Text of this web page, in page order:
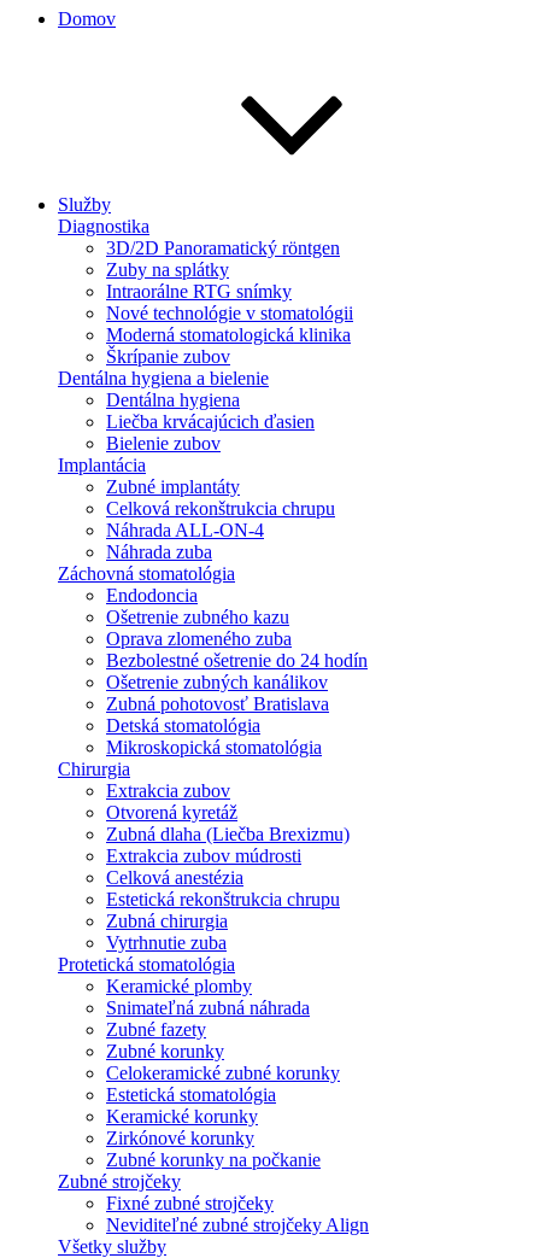
Domov
Služby
Diagnostika
3D/2D Panoramatický röntgen
Zuby na splátky
Intraorálne RTG snímky
Nové technológie v stomatológii
Moderná stomatologická klinika
Škrípanie zubov
Dentálna hygiena a bielenie
Dentálna hygiena
Liečba krvácajúcich ďasien
Bielenie zubov
Implantácia
Zubné implantáty
Celková rekonštrukcia chrupu
Náhrada ALL-ON-4
Náhrada zuba
Záchovná stomatológia
Endodoncia
Ošetrenie zubného kazu
Oprava zlomeného zuba
Bezbolestné ošetrenie do 24 hodín
Ošetrenie zubných kanálikov
Zubná pohotovosť Bratislava
Detská stomatológia
Mikroskopická stomatológia
Chirurgia
Extrakcia zubov
Otvorená kyretáž
Zubná dlaha (Liečba Brexizmu)
Extrakcia zubov múdrosti
Celková anestézia
Estetická rekonštrukcia chrupu
Zubná chirurgia
Vytrhnutie zuba
Protetická stomatológia
Keramické plomby
Snimateľná zubná náhrada
Zubné fazety
Zubné korunky
Celokeramické zubné korunky
Estetická stomatológia
Keramické korunky
Zirkónové korunky
Zubné korunky na počkanie
Zubné strojčeky
Fixné zubné strojčeky
Neviditeľné zubné strojčeky Align
Všetky služby